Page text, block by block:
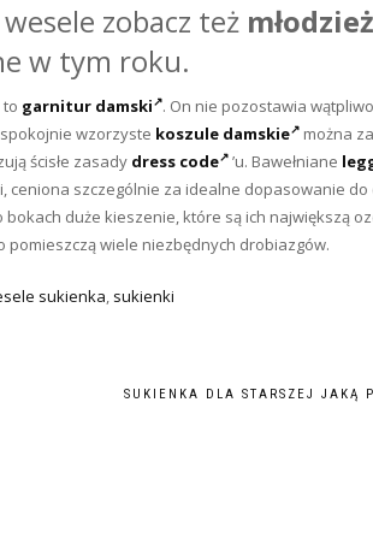
zobacz też
w tym roku.
garnitur damski . On nie pozostawia
wzorzyste koszule damskie
można
ścisłe zasady dress code ’u. Bawełniane
szczególnie za idealne dopasowanie do
bokach duże kieszenie, które są ich największą
pomieszczą wiele niezbędnych drobiazgów.
sukienka, sukienki
SUKIENKA DLA STARSZEJ JAKĄ